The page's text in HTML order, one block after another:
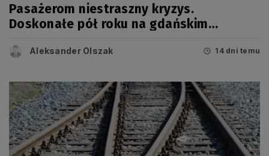
Pasażerom niestraszny kryzys.
Doskonałe pół roku na gdańskim
Aleksander Olszak 14 dni temu